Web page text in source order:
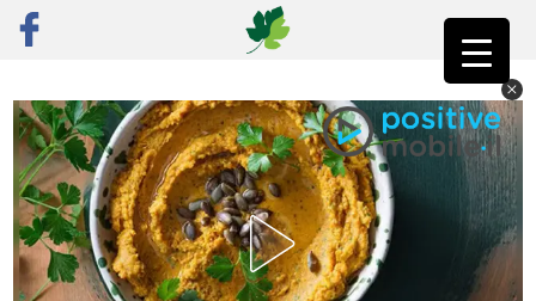
ראשי»פוסט נבחר כתום זה הכתום החדש